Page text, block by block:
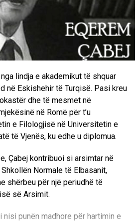
po konsiderohet si një nga më
Eurovizion
është ai dhe Rihanna janë në lidhje
lindja e akademikut të shquar
në Eskishehir të Turqisë. Pasi kreu
dhe të mesmet në
në Romë për t’u
e Filologjisë në Universitetin e
të Vjenës, ku edhe u diplomua.
Çabej kontribuoi si arsimtar në
Normale të Elbasanit,
shërbeu për një periudhë të
së Arsimit.
nisi punën madhore për hartimin e